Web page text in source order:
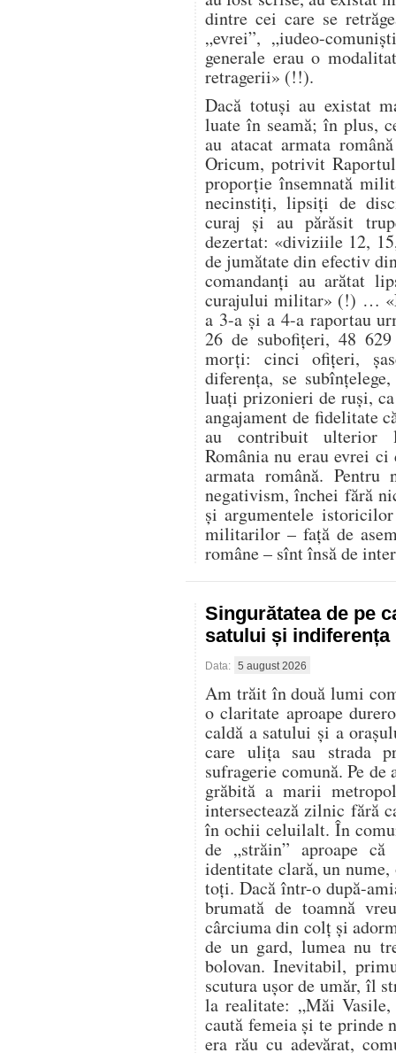
dintre cei care se
„evrei”, „iudeo-
generale erau o
retragerii» (!!).
Dacă totuși au existat
luate în seamă; în plus,
au atacat armata
Oricum, potrivit
proporție însemnată
necinstiți, lipsiți de
curaj și au părăsit
dezertat: «diviziile 12,
de jumătate din efectiv
comandanți au arătat
curajului militar» (!) …
a 3-a și a 4-a raportau
26 de subofițeri, 48
morți: cinci ofițeri,
diferența, se
luați prizonieri de ruși,
angajament de fidelitate
au contribuit ulterior
România nu erau evrei
armata română.
negativism, închei fără
și argumentele
militarilor – față de
române – sînt însă de
Singurătatea de pe
satului și
Data: 5 august 2026
Am trăit în două lumi
o claritate aproape
caldă a satului și a
care ulița sau strada
sufragerie comună. Pe
grăbită a marii
intersectează zilnic fără
în ochii celuilalt. În
de „străin” aproape
identitate clară, un
toți. Dacă într-o după-
brumată de toamnă
cârciuma din colț și
de un gard, lumea nu
bolovan. Inevitabil,
scutura ușor de umăr, îl
la realitate: „Măi
caută femeia și te prinde
era rău cu adevărat,